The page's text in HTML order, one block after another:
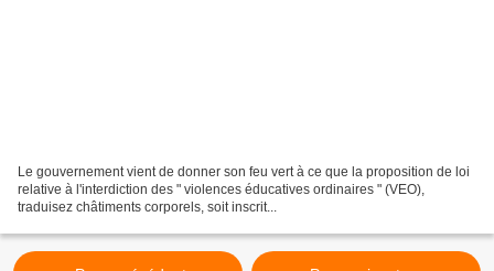
Le gouvernement vient de donner son feu vert à ce que la proposition de loi
relative à l'interdiction des " violences éducatives ordinaires " (VEO),
traduisez châtiments corporels, soit inscrit...